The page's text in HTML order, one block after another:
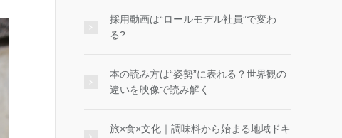
採用動画は“ロールモデル社員”で変わ
る?
本の読み方は“姿勢”に表れる？世界観の
違いを映像で読み解く
旅×食×文化｜調味料から始まる地域ドキ